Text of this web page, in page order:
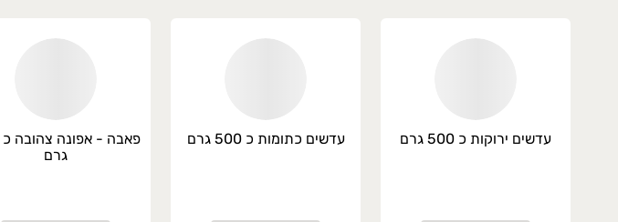
עדשים ירוקות כ 500 גרם עדשים כתומות כ 500 גרם
גרם